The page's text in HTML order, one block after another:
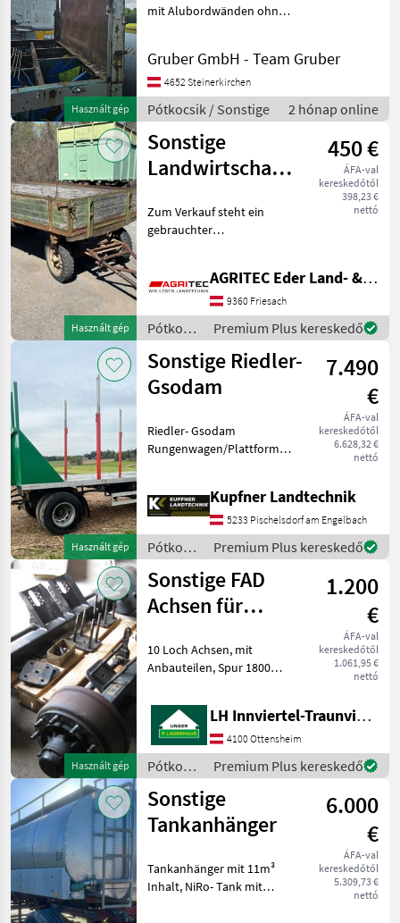
Használt gép
mit Alubordwänden ohne
Meter Pótkocsik Egyéb
pótkocsik
Gruber GmbH - Team Gruber
4652 Steinerkirchen
Pótkocsik / Sonstige 2 hónap online
Használt gép
Sonstige
Landwirtschaftlicher
450 €
ÁFA-val
kereskedőtől
398,23 €
nettó
Zum Verkauf steht ein
gebrauchter
Holzaufbau. Technische
Daten: Holzbordwände
klappbar Zugdeichsel für
Traktorbetrieb
AGRITEC Eder Land- & Forsttechnik GmbH
9360 Friesach
Pótkocsik
/
Sonstige
Premium Plus kereskedő
Használt gép
Sonstige Riedler-
Gsodam
7.490
€
ÁFA-val
kereskedőtől
6.628,32 €
nettó
Riedler- Gsodam
Rungenwagen/Plattformwagen
18000kg, Plateau
6200mmx2500mm, BPW
Achsen luftgefedert mit
Federspei
Kupfner Landtechnik
5233 Pischelsdorf am Engelbach
Pótkocsik
/
Sonstige
Premium Plus kereskedő
Használt gép
Sonstige FAD
Achsen für
XXL
1.200
€
ÁFA-val
kereskedőtől
1.061,95 €
nettó
10 Loch Achsen, mit
Anbauteilen, Spur 1800
Baujahr 2020 Fék: Légfék
Pótkocsik Egyéb pótkocsik
LH Innviertel-Traunviertel-Urfahr eGen, Ottensheim
4100 Ottensheim
Pótkocsik
/
Sonstige
Premium Plus kereskedő
Sonstige
Tankanhänger
6.000
€
ÁFA-val
kereskedőtől
5.309,73 €
nettó
Tankanhänger mit 11m³
Inhalt, NiRo- Tank mit